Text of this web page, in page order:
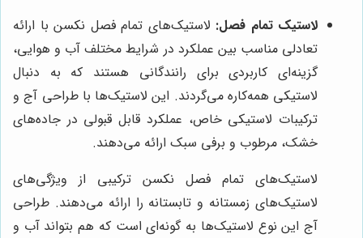
لاستیک تمام فصل: لاستیک‌های تمام فصل نکسن با ارائه
تعادلی مناسب بین عملکرد در شرایط مختلف آب و هوایی،
گزینه‌ای کاربردی برای رانندگانی هستند که به دنبال
لاستیکی همه‌کاره می‌گردند. این لاستیک‌ها با طراحی آج و
ترکیبات لاستیکی خاص، عملکرد قابل قبولی در جاده‌های
خشک، مرطوب و برفی سبک ارائه می‌دهند.
لاستیک‌های تمام فصل نکسن ترکیبی از ویژگی‌های
لاستیک‌های زمستانه و تابستانه را ارائه می‌دهند. طراحی
آج این نوع لاستیک‌ها به گونه‌ای است که هم بتواند آب و